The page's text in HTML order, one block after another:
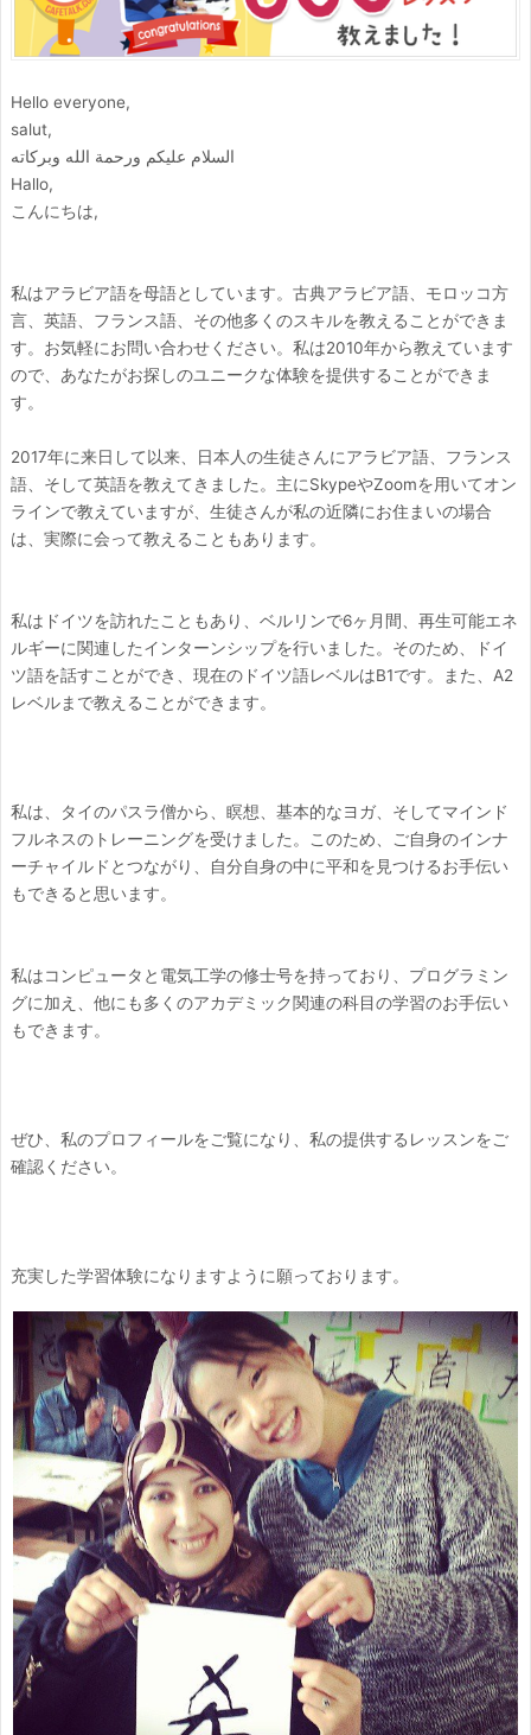
Hello everyone,
salut,
السلام عليكم ورحمة الله وبركاته
Hallo,
こんにちは,
私はアラビア語を母語としています。古典アラビア語、モロッコ方
言、英語、フランス語、その他多くのスキルを教えることができま
す。お気軽にお問い合わせください。私は2010年から教えています
ので、あなたがお探しのユニークな体験を提供することができま
す。
2017年に来日して以来、日本人の生徒さんにアラビア語、フランス
語、そして英語を教えてきました。主にSkypeやZoomを用いてオン
ラインで教えていますが、生徒さんが私の近隣にお住まいの場合
は、実際に会って教えることもあります。
私はドイツを訪れたこともあり、ベルリンで6ヶ月間、再生可能エネ
ルギーに関連したインターンシップを行いました。そのため、ドイ
ツ語を話すことができ、現在のドイツ語レベルはB1です。また、A2
レベルまで教えることができます。
私は、タイのパスラ僧から、瞑想、基本的なヨガ、そしてマインド
フルネスのトレーニングを受けました。このため、ご自身のインナ
ーチャイルドとつながり、自分自身の中に平和を見つけるお手伝い
もできると思います。
私はコンピュータと電気工学の修士号を持っており、プログラミン
グに加え、他にも多くのアカデミック関連の科目の学習のお手伝い
もできます。
ぜひ、私のプロフィールをご覧になり、私の提供するレッスンをご
確認ください。
充実した学習体験になりますように願っております。